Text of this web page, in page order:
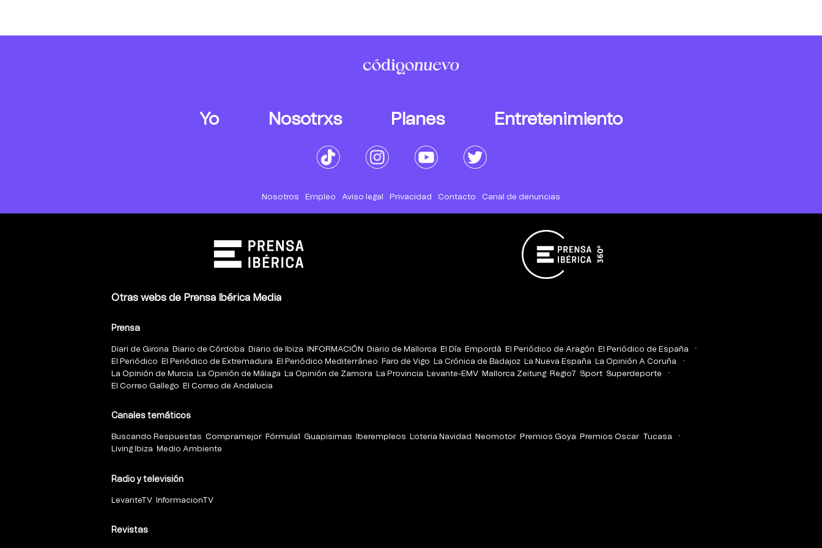
Yo Nosotrxs Planes Entretenimiento
Nosotros Empleo Aviso legal Privacidad Contacto Canal de denuncias
Otras webs de Prensa Ibérica Media
Prensa
Diari de Girona Diario de Córdoba Diario de Ibiza INFORMACIÓN Diario de Mallorca El Día Empordà El Periódico de Aragón
El Periódico de España
El Periódico
El Periódico de Extremadura El Periódico Mediterráneo Faro de Vigo La Crónica de Badajoz La Nueva España
La Opinión A Coruña
La Opinión de Murcia
La Opinión de Málaga La Opinión de Zamora La Provincia Levante-EMV Mallorca Zeitung Regio7 Sport Superdeporte
El Correo Gallego
El Correo de Andalucia
Canales temáticos
Buscando Respuestas Compramejor Fórmula1 Guapisimas Iberempleos Loteria Navidad Neomotor Premios Goya Premios Oscar
Tucasa
Living Ibiza
Medio Ambiente
Radio y televisión
LevanteTV InformacionTV
Revistas